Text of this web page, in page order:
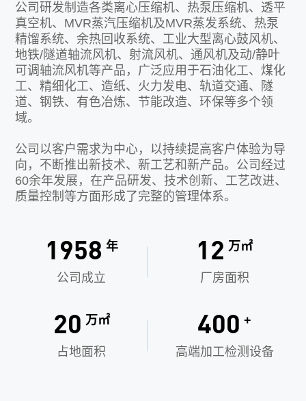
公司研发制造各类离心压缩机、热泵压缩机、透平
真空机、MVR蒸汽压缩机及MVR蒸发系统、热泵
精馏系统、余热回收系统、工业大型离心鼓风机、
地铁/隧道轴流风机、射流风机、通风机及动/静叶
可调轴流风机等产品，广泛应用于石油化工、煤化
工、精细化工、造纸、火力发电、轨道交通、隧
道、钢铁、有色冶炼、节能改造、环保等多个领
域。
公司以客户需求为中心，以持续提高客户体验为导
向，不断推出新技术、新工艺和新产品。公司经过
60余年发展，在产品研发、技术创新、工艺改进、
质量控制等方面形成了完整的管理体系。
1958 年
公司成立
12 万㎡
厂房面积
20 万㎡
占地面积
400 +
高端加工检测设备